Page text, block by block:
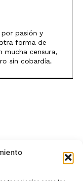
pasión y
forma de
mucha censura,
sin cobardía.